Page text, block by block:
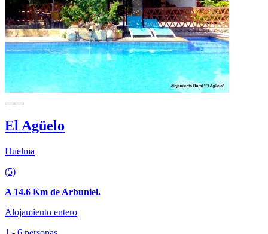
El Agüelo
Huelma
(5)
A 14.6 Km de Arbuniel.
Alojamiento entero